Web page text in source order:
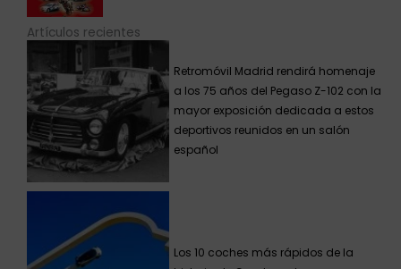
Artículos recientes
Retromóvil Madrid rendirá homenaje
a los 75 años del Pegaso Z-102 con la
mayor exposición dedicada a estos
deportivos reunidos en un salón
español
Los 10 coches más rápidos de la